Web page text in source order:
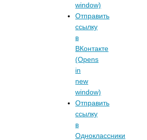
window)
Отправить
ссылку
в
ВКонтакте
(Opens
in
new
window)
Отправить
ссылку
в
Одноклассники